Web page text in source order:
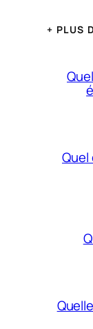
+ PLUS
Quel